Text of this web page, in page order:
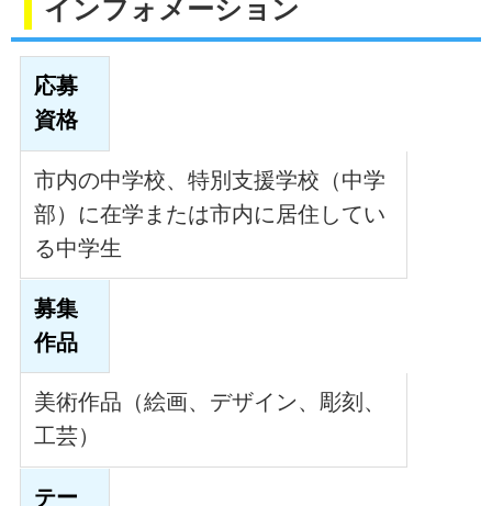
インフォメーション
応募
資格
市内の中学校、特別支援学校（中学
部）に在学または市内に居住してい
る中学生
募集
作品
美術作品（絵画、デザイン、彫刻、
工芸）
テー